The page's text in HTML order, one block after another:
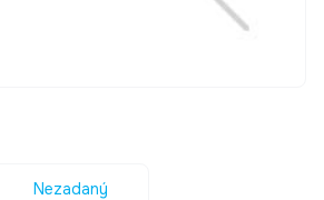
Nezadaný